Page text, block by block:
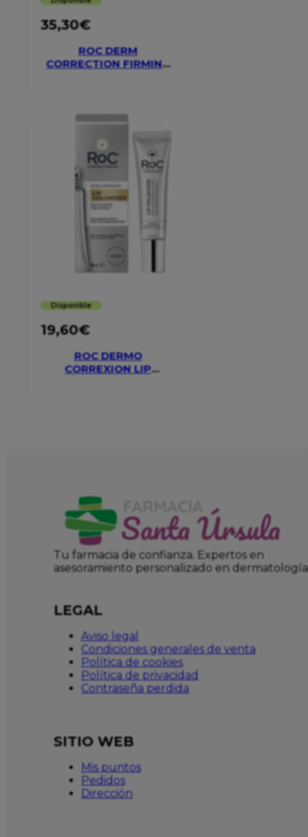
35,30€
ROC DERM
CORRECTION FIRMING
Disponible
19,60€
ROC DERMO
CORREXION LIP
Tu farmacia de confianza. Expertos en
asesoramiento personalizado en dermatología
LEGAL
Aviso legal
Condiciones generales de venta
Política de cookies
Política de privacidad
Contraseña perdida
SITIO WEB
Mis puntos
Pedidos
Dirección